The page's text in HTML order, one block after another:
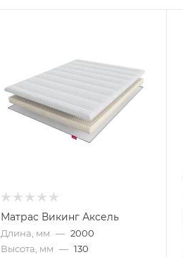
Матрас Викинг Аксель
Длина, мм — 2000
Высота, мм — 130